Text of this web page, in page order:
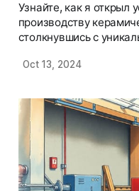
Узнайте, как я открыл
производству
столкнувшись с
Oct 13, 2024